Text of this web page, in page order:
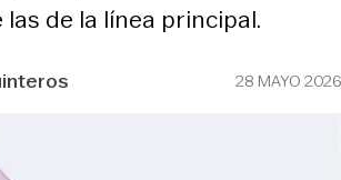
de la línea principal.
28 MAYO 2026